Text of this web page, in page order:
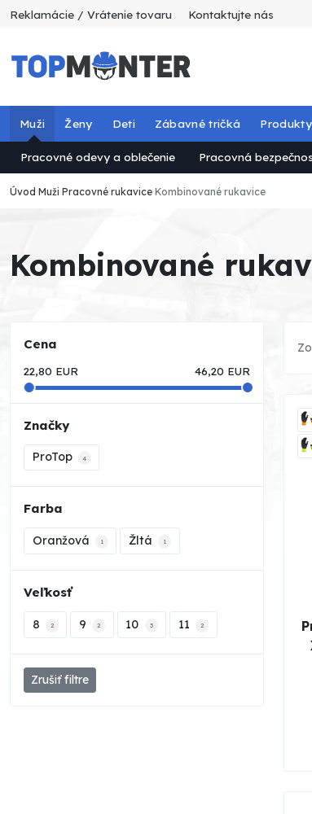
Reklamácie / Vrátenie tovaru Kontaktujte nás
Muži
Pracovné odevy a oblečenie Pracovná
Ženy Deti Zábavné tričká
Úvod Muži Pracovné rukavice Kombinované rukavice
Kombinované
Cena
22,80 EUR 46,20 EUR
Značky
ProTop 4
Farba
Oranžová 1 Žltá 1
Veľkosť
8 2 9 2 10 3 11 2
Zrušiť filtre